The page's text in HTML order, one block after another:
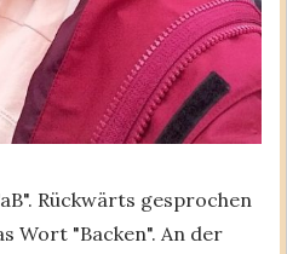
Rückwärts gesprochen
Wort "Backen". An der